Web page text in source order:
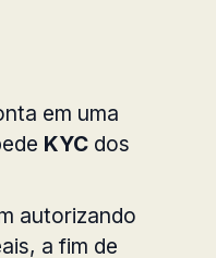
em uma
KYC dos
autorizando
a fim de